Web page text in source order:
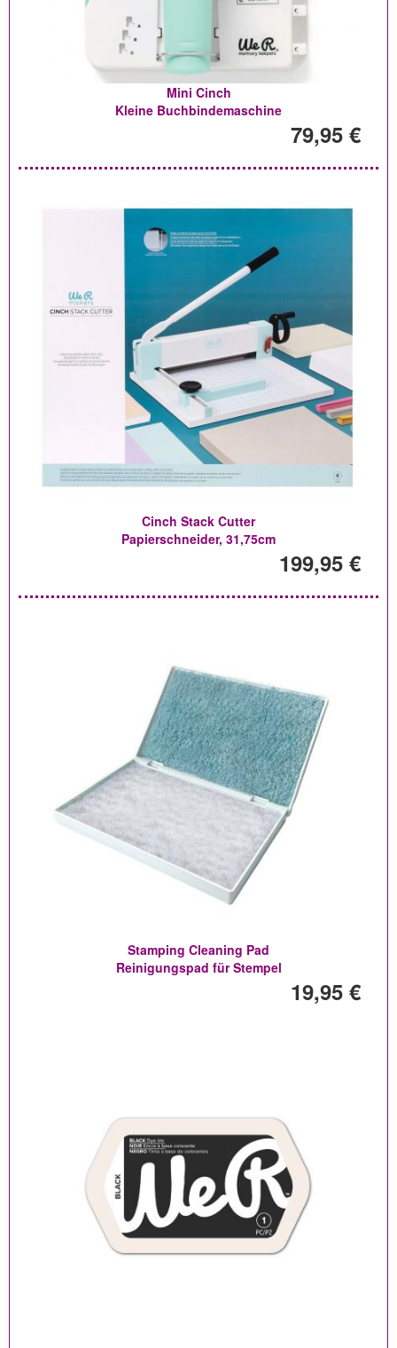
Mini Cinch
Kleine Buchbindemaschine
79,95 €
Cinch Stack Cutter
Papierschneider, 31,75cm
199,95 €
Stamping Cleaning Pad
Reinigungspad für Stempel
19,95 €